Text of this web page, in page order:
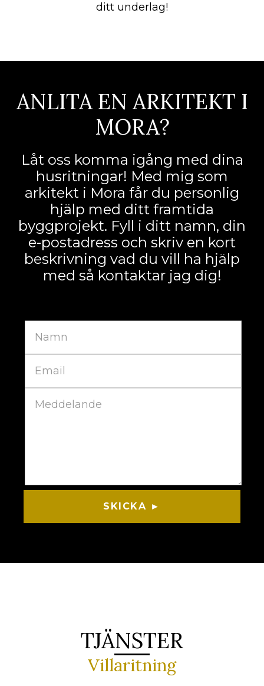
ditt underlag!
ANLITA EN ARKITEKT I
MORA?
Låt oss komma igång med dina
husritningar! Med mig som
arkitekt i Mora får du personlig
hjälp med ditt framtida
byggprojekt. Fyll i ditt namn, din
e-postadress och skriv en kort
beskrivning vad du vill ha hjälp
med så kontaktar jag dig!
SKICKA ►
TJÄNSTER
Villaritning